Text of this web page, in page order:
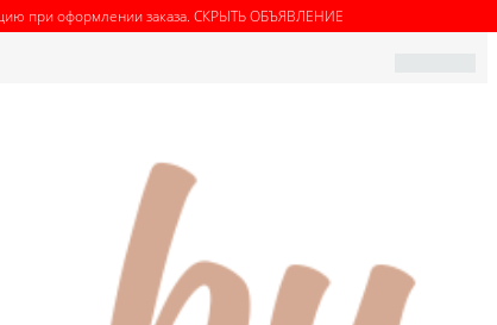
при оформлении заказа. СКРЫТЬ ОБЪЯВЛЕНИЕ